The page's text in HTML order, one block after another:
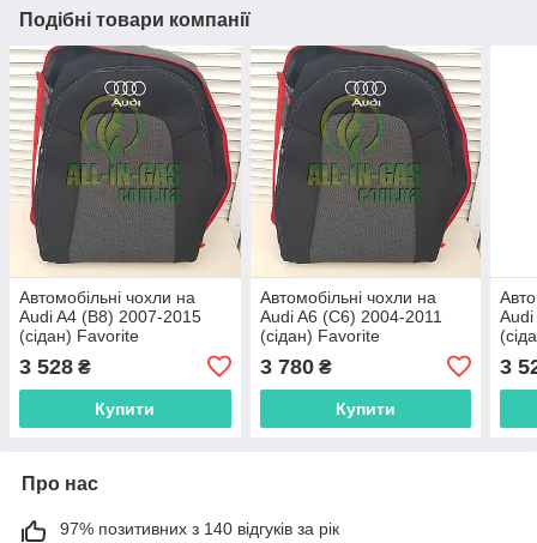
Подібні товари компанії
Автомобільні чохли на
Audi A4 (B8) 2007-2015
(сідан) Favorite
3 528 ₴
Купити
Автомобільні чохли на
Audi A6 (C6) 2004-2011
(сідан) Favorite
3 780₴
Купити
3
Про нас
97% позитивних з 140 відгуків за рік